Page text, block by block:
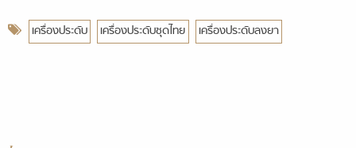
เครื่องประดับ เครื่องประดับชุดไทย เครื่องประดับลงยา